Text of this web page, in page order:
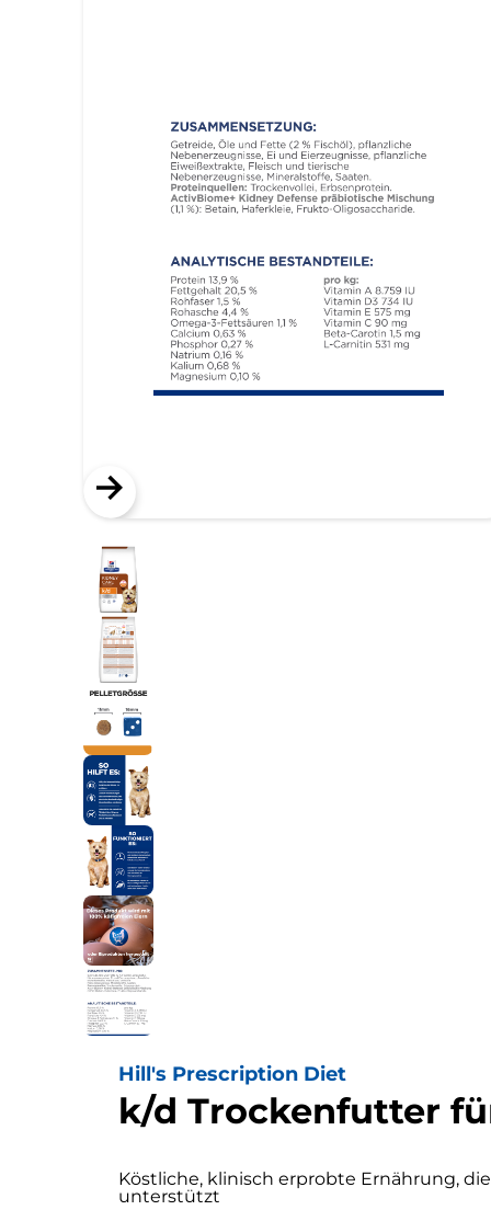
Hill's Prescription Diet
k/d Trockenfutter
Köstliche, klinisch erprobte Ernährung,
unterstützt